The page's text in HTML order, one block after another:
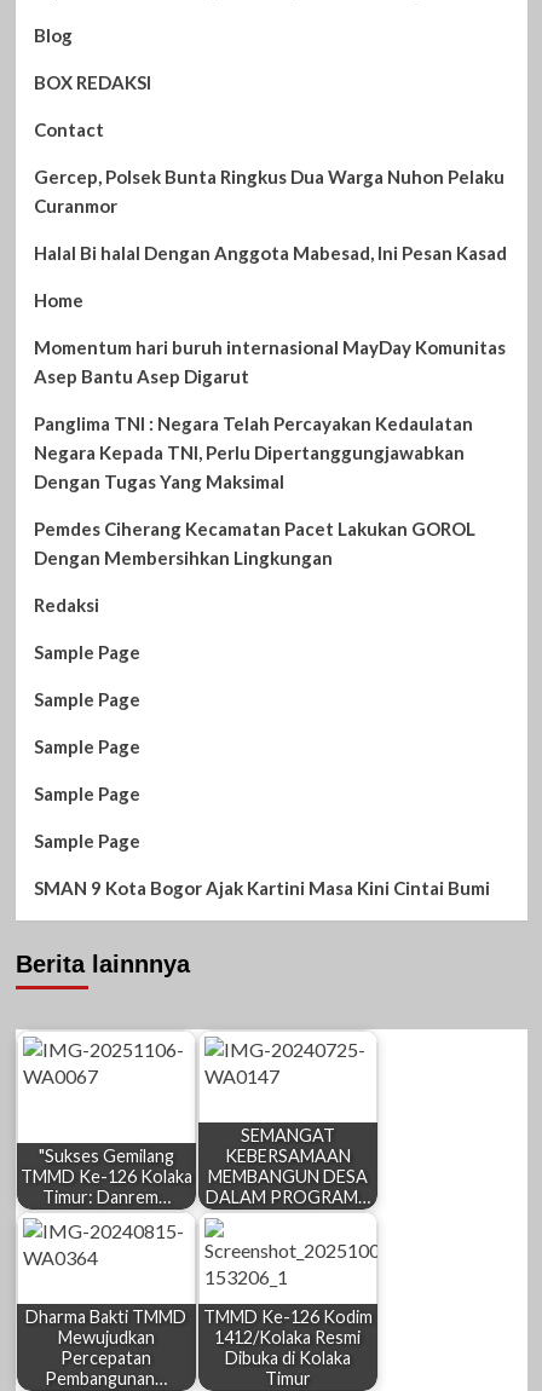
Blog
BOX REDAKSI
Contact
Gercep, Polsek Bunta Ringkus Dua Warga Nuhon Pelaku
Curanmor
Halal Bi halal Dengan Anggota Mabesad, Ini Pesan Kasad
Home
Momentum hari buruh internasional MayDay Komunitas
Asep Bantu Asep Digarut
Panglima TNI : Negara Telah Percayakan Kedaulatan
Negara Kepada TNI, Perlu Dipertanggungjawabkan
Dengan Tugas Yang Maksimal
Pemdes Ciherang Kecamatan Pacet Lakukan GOROL
Dengan Membersihkan Lingkungan
Redaksi
Sample Page
Sample Page
Sample Page
Sample Page
Sample Page
SMAN 9 Kota Bogor Ajak Kartini Masa Kini Cintai Bumi
Berita lainnnya
"Sukses Gemilang
TMMD Ke-126 Kolaka
Timur: Danrem…
SEMANGAT
KEBERSAMAAN
MEMBANGUN DESA
DALAM PROGRAM…
Dharma Bakti TMMD
Mewujudkan
Percepatan
Pembangunan…
TMMD Ke-126 Kodim
1412/Kolaka Resmi
Dibuka di Kolaka
Timur